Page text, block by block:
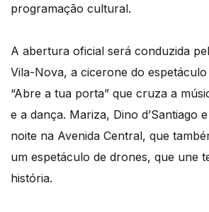
programação cultural.
A abertura oficial será conduzida
Vila-Nova, a cicerone do
“Abre a tua porta” que cruza a
e a dança. Mariza, Dino d’Santiago
noite na Avenida Central, que
um espetáculo de drones, que une
história.